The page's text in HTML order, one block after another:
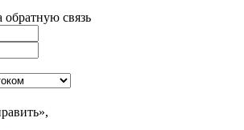
обратную связь